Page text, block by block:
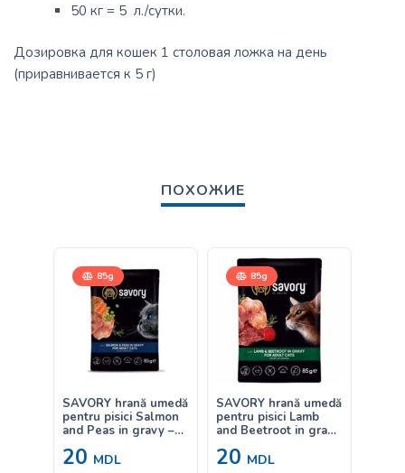
50 кг = 5 л./сутки.
Дозировка для кошек 1 столовая ложка на день
(приравнивается к 5 г)
ПОХОЖИЕ
85g
SAVORY hrană umedă
pentru pisici Salmon
and Peas in gravy –
sos 85g
20 MDL
85g
SAVORY hrană umedă
pentru pisici Lamb
and Beetroot in gravy
sos 85g
20 MDL